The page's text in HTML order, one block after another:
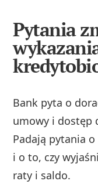
Pytania
Bank pyta o
umowy i dostęp
Padają pytania
i o to, czy
raty i saldo.